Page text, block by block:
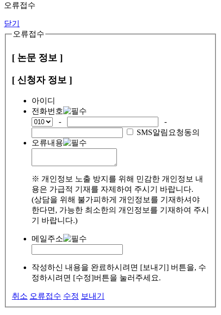
오류접수
닫기
오류접수
[ 논문 정보 ]
[ 신청자 정보 ]
아이디
전화번호
-
-
SMS알림요청동의
오류내용
※ 개인정보 노출 방지를 위해 민감한 개인정보 내
용은 가급적 기재를 자제하여 주시기 바랍니다.
(상담을 위해 불가피하게 개인정보를 기재하셔야
한다면, 가능한 최소한의 개인정보를 기재하여 주시
기 바랍니다.)
메일주소
작성하신 내용을 완료하시려면 [보내기] 버튼을, 수
정하시려면 [수정]버튼을 눌러주세요.
취소 오류접수 수정 보내기